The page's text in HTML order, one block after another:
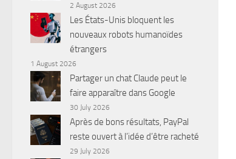
2 August 2026
Les États-Unis bloquent les
nouveaux robots humanoïdes
étrangers
1 August 2026
Partager un chat Claude peut le
faire apparaître dans Google
30 July 2026
Après de bons résultats, PayPal
reste ouvert à l’idée d’être racheté
29 July 2026